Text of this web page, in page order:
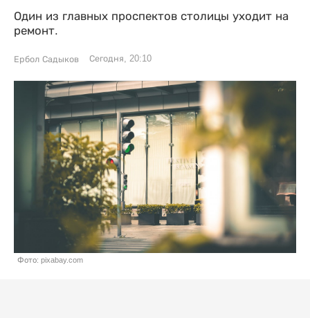
Один из главных проспектов столицы уходит на
ремонт.
Ербол Садыков Сегодня, 20:10
Фото: pixabay.com